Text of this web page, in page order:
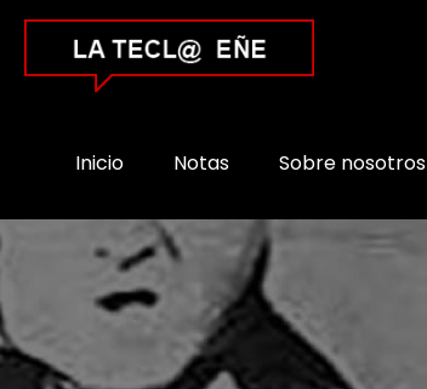
Inicio Notas Sobre nosotros